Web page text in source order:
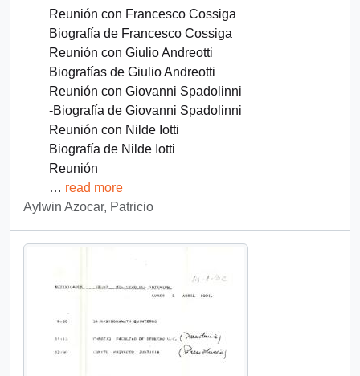
Reunión con Francesco Cossiga
Biografía de Francesco Cossiga
Reunión con Giulio Andreotti
Biografías de Giulio Andreotti
Reunión con Giovanni Spadolinni
-Biografía de Giovanni Spadolinni
Reunión con Nilde Iotti
Biografía de Nilde Iotti
Reunión
… read more
Aylwin Azocar, Patricio